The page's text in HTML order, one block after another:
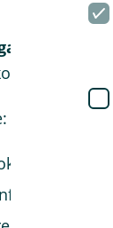
i
i
valuta